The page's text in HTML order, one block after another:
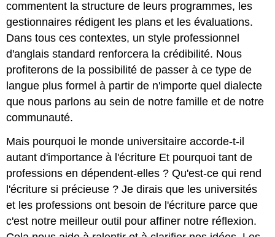
commentent la structure de leurs programmes, les
gestionnaires rédigent les plans et les évaluations.
Dans tous ces contextes, un style professionnel
d'anglais standard renforcera la crédibilité. Nous
profiterons de la possibilité de passer à ce type de
langue plus formel à partir de n'importe quel dialecte
que nous parlons au sein de notre famille et de notre
communauté.
Mais pourquoi le monde universitaire accorde-t-il
autant d'importance à l'écriture Et pourquoi tant de
professions en dépendent-elles ? Qu'est-ce qui rend
l'écriture si précieuse ? Je dirais que les universités
et les professions ont besoin de l'écriture parce que
c'est notre meilleur outil pour affiner notre réflexion.